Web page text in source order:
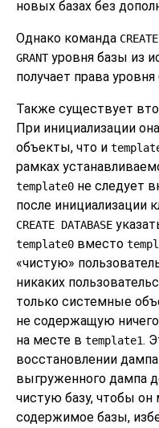
новых базах без
Однако команда
GRANTуровня базы из
получает права
Также существует
При инициализации
объекты, что и
рамках
template0 не следует
после инициализации
CREATE DATABASE
template0 вместо
«чистую»
никаких
только системные
не содержащую
на месте в template1.
восстановлении дампа
выгруженного дампа
чистую базу, чтобы
содержимое базы,